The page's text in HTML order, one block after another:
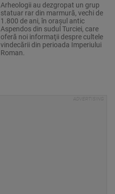
Arheologii au dezgropat un grup
statuar rar din marmură, vechi de
1.800 de ani, în oraşul antic
Aspendos din sudul Turciei, care
oferă noi informaţii despre cultele
vindecării din perioada Imperiului
Roman.